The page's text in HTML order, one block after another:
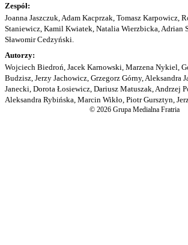
Zespół:
Joanna Jaszczuk, Adam Kacprzak, Tomasz Karpowicz,
Staniewicz, Kamil Kwiatek, Natalia Wierzbicka, Adrian
Sławomir Cedzyński.
Autorzy:
Wojciech Biedroń, Jacek Karnowski, Marzena Nykiel,
Budzisz, Jerzy Jachowicz, Grzegorz Górny, Aleksandra
Janecki, Dorota Łosiewicz, Dariusz Matuszak, Andrzej
Aleksandra Rybińska, Marcin Wikło, Piotr Gursztyn,
© 2026 Grupa Medialna Fratria